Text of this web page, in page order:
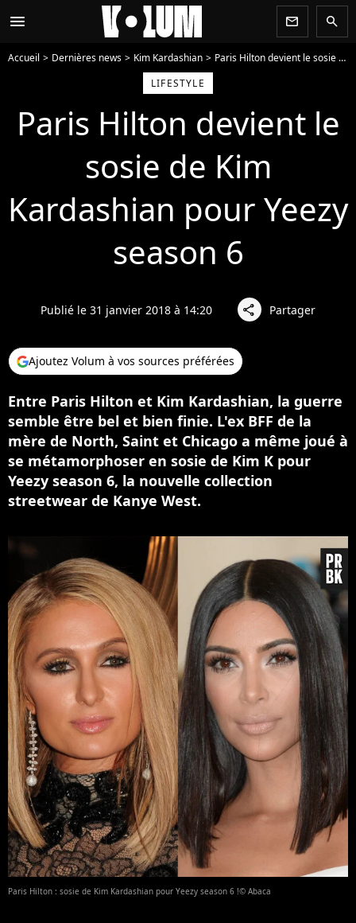
menu newsletter search
Accueil Dernières news Kim Kardashian
Paris Hilton devient le sosie de Kim Kardashian pour Yeezy season 6
LIFESTYLE
Paris Hilton devient le
sosie de Kim
Kardashian pour Yeezy
season 6
Publié le 31 janvier 2018 à 14:20 share Partager
Ajoutez Volum à vos sources préférées
Entre Paris Hilton et Kim Kardashian, la guerre
semble être bel et bien finie. L'ex BFF de la
mère de North, Saint et Chicago a même joué à
se métamorphoser en sosie de Kim K pour
Yeezy season 6, la nouvelle collection
streetwear de Kanye West.
Paris Hilton : sosie de Kim Kardashian pour Yeezy season 6 !© Abaca